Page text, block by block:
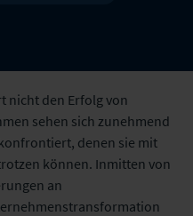
nicht den Erfolg von
sehen sich zunehmend
denen sie mit
können. Inmitten von
an